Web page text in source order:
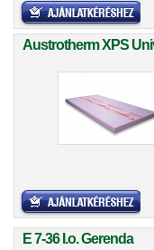
Austrotherm XPS
E 7-36 I.o. Gerenda